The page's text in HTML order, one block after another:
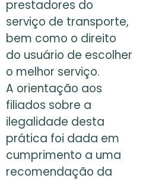
prestadores do
serviço de transporte,
bem como o direito
do usuário de escolher
o melhor serviço.
A orientação aos
filiados sobre a
ilegalidade desta
prática foi dada em
cumprimento a uma
recomendação da